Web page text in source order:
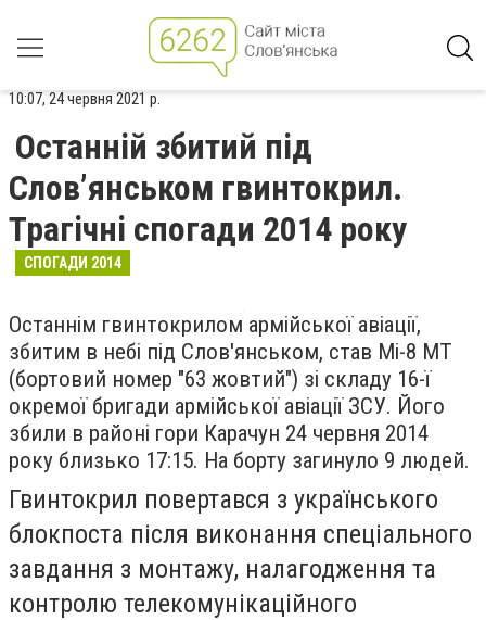
10:07, 24 червня 2021 р.
Останній збитий під
Слов’янськом гвинтокрил.
Трагічні спогади 2014 року
СПОГАДИ 2014
Останнім гвинтокрилом армійської авіації,
збитим в небі під Слов'янськом, став Мі-8 МТ
(бортовий номер "63 жовтий") зі складу 16-ї
окремої бригади армійської авіації ЗСУ. Його
збили в районі гори Карачун 24 червня 2014
року близько 17:15. На борту загинуло 9 людей.
Гвинтокрил повертався з українського
блокпоста після виконання спеціального
завдання з монтажу, налагодження та
контролю телекомунікаційного